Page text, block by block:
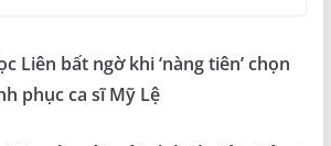
Liên bất ngờ khi ‘nàng tiên’ chọn
phục ca sĩ Mỹ Lệ